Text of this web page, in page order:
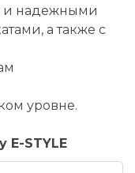
и надежными
а также с
уровне.
E-STYLE